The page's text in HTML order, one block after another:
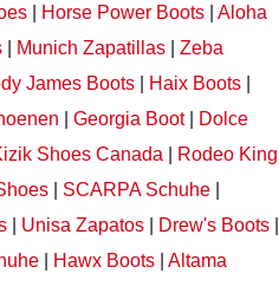
Horse Power Boots
Aloha
Munich Zapatillas
Zeba
James Boots Haix Boots
Georgia Boot|
Dolce
Shoes Canada
Rodeo King
SCARPA Schuhe
Unisa Zapatos Drew's Boots
Hawx Boots
Altama